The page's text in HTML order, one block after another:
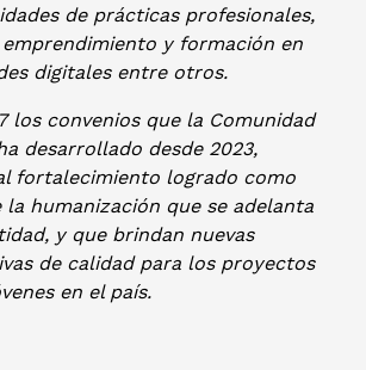
de prácticas profesionales,
y formación en
digitales entre otros.
los convenios que la Comunidad
desarrollado desde 2023,
fortalecimiento logrado como
la humanización que se adelanta
y que brindan nuevas
de calidad para los proyectos
en el país.